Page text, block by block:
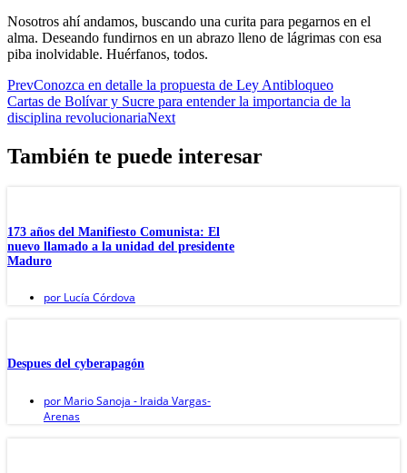
Nosotros ahí andamos, buscando una curita para pegarnos en el
alma. Deseando fundirnos en un abrazo lleno de lágrimas con esa
piba inolvidable. Huérfanos, todos.
PrevConozca en detalle la propuesta de Ley Antibloqueo
Cartas de Bolívar y Sucre para entender la importancia de la
disciplina revolucionariaNext
También te puede interesar
173 años del Manifiesto Comunista: El
nuevo llamado a la unidad del presidente
Maduro
por Lucía Córdova
Despues del cyberapagón
por Mario Sanoja - Iraida Vargas-
Arenas